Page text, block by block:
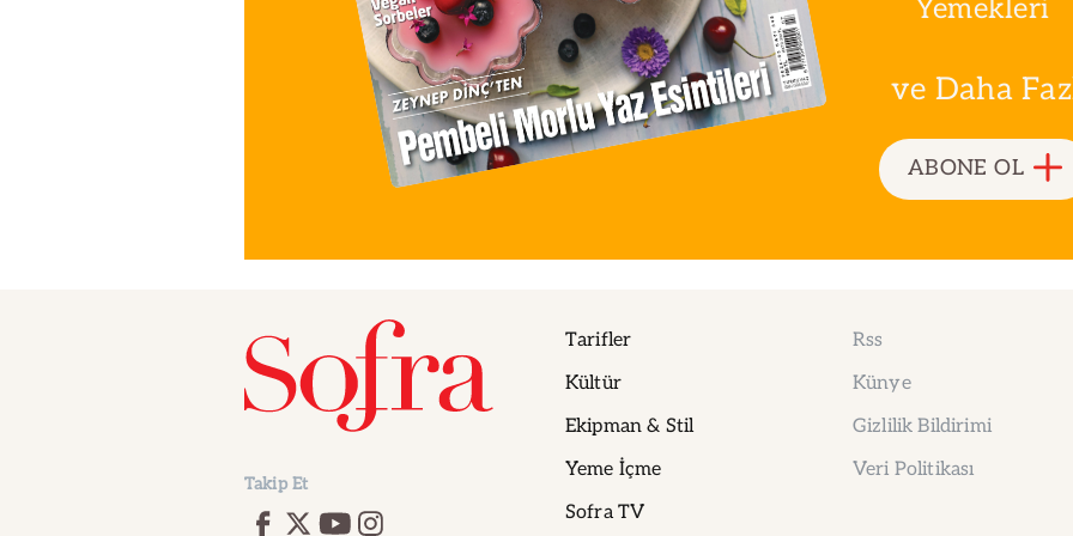
Yemekleri
ve Daha
ABONE OL
Takip Et
Tarifler
Kültür
Ekipman & Stil
Yeme İçme
Sofra TV
Rss
Künye
Gizlilik Bildirimi
Veri Politikası